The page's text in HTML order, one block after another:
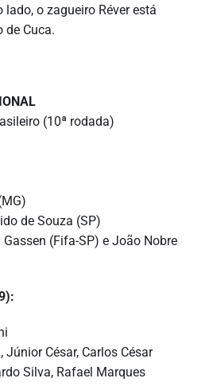
o zagueiro Réver está
de Cuca.
(10ª rodada)
de Souza (SP)
(Fifa-SP) e João Nobre
Júnior César, Carlos César
Silva, Rafael Marques